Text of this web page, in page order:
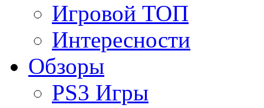
Игровой ТОП
Интересности
Обзоры
PS3 Игры